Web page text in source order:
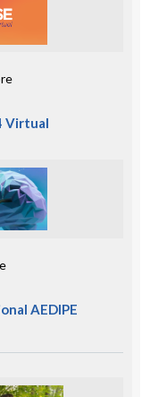
Virtual
AEDIPE